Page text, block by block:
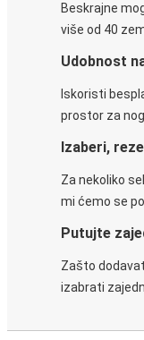
Beskrajne
više od 40
Udobnost
Iskoristi
prostor za
Izaberi,
Za nekoliko
mi ćemo se
Putujte
Zašto
izabrati